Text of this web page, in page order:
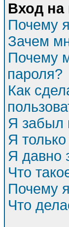
Вход на
Почему
Зачем
Почему
пароля?
Как
Я забыл
Я
Я давно
Что
Почему
Что